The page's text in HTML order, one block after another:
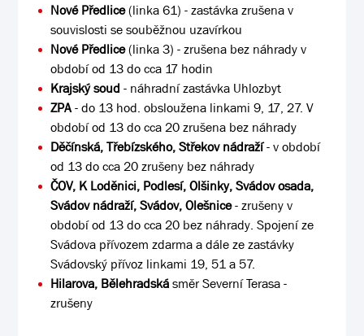
Nové Předlice(linka 61) - zastávka zrušena v
souvislosti se souběžnou uzavírkou
Nové Předlice(linka 3) - zrušena bez náhrady v
období od 13 do cca 17 hodin
Krajský soud - náhradní zastávka Uhlozbyt
ZPA- do 13 hod. obsloužena linkami 9, 17, 27. V
období od 13 do cca 20 zrušena bez náhrady
Děčínská, Třebízského, Střekov nádraží- v období
od 13 do cca 20 zrušeny bez náhrady
ČOV, K Loděnici, Podlesí, Olšinky, Svádov osada,
Svádov nádraží, Svádov, Olešnice- zrušeny v
období od 13 do cca 20 bez náhrady. Spojení ze
Svádova přívozem zdarma a dále ze zastávky
Svádovský přívoz linkami 19, 51 a 57.
Hilarova, Bělehradskásměr Severní Terasa -
zrušeny